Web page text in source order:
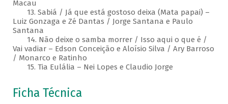
Macau
13. Sabiá / Já que está gostoso deixa (Mata papai) –
Luiz Gonzaga e Zé Dantas / Jorge Santana e Paulo
Santana
14. Não deixe o samba morrer / Isso aqui o que é /
Vai vadiar – Edson Conceição e Aloísio Silva / Ary Barroso
/ Monarco e Ratinho
15. Tia Eulália – Nei Lopes e Claudio Jorge
Ficha Técnica